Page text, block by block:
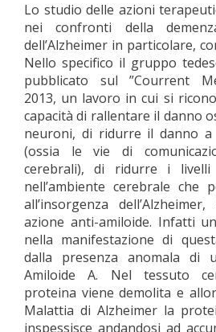
Lo studio delle azioni
nei confronti della
dell’Alzheimer in particolare,
Nello specifico il gruppo
pubblicato sul ”Courrent
2013, un lavoro in cui si
capacità di rallentare il danno
neuroni, di ridurre il danno a
(ossia le vie di
cerebrali), di ridurre i livelli
nell’ambiente cerebrale che
all’insorgenza
azione anti-amiloide. Infatti
nella manifestazione di
dalla presenza anomala di
Amiloide A. Nel tessuto
proteina viene demolita e
Malattia di Alzheimer la
inspessisce andandosi ad